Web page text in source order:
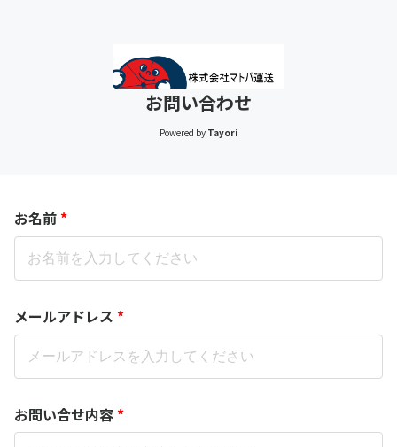
お問い合わせ
Powered by Tayori
お名前 *
メールアドレス *
お問い合せ内容 *